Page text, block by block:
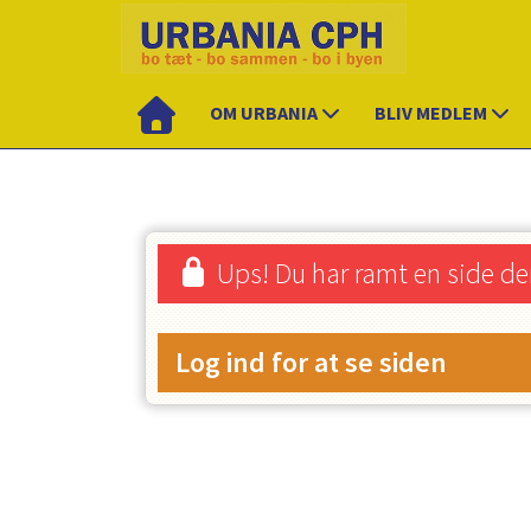
OM URBANIA BLIV MEDLEM
Ups! Du har ramt en side
Log ind for at se siden